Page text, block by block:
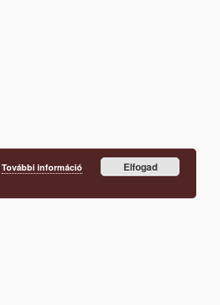
További információ Elfogad